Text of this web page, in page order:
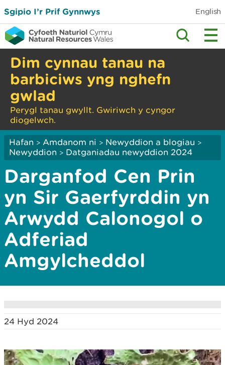
Sgipio I’r Prif Gynnwys English
Dim cynnau tanau na
barbiciws yng nghefn
gwlad
Perygl tanau gwyllt. Gwiriwch y cyngor
diogelwch.
Hafan > Amdanom ni > Newyddion a blogiau >
Newyddion > Datganiadau newyddion 2024
Darganfod Cen Prin
yn Sir Gaerfyrddin yn
Arwydd Calonogol o
Adferiad
Amgylcheddol
24 Hyd 2024